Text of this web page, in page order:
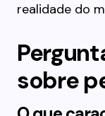
realidade do
sobre